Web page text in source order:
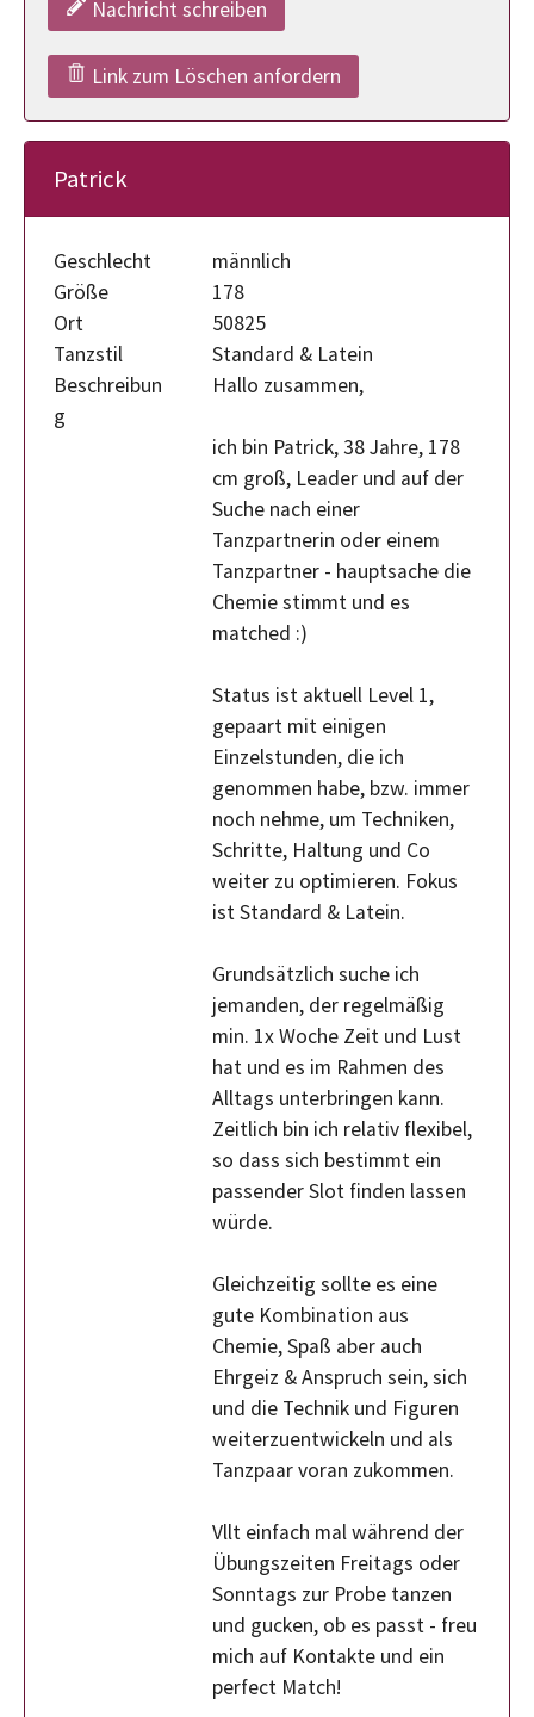
Nachricht schreiben
Link zum Löschen anfordern
Patrick
Geschlecht
männlich
Größe
178
Ort
50825
Tanzstil
Standard & Latein
Beschreibun
g
Hallo zusammen,
ich bin Patrick, 38 Jahre, 178
cm groß, Leader und auf der
Suche nach einer
Tanzpartnerin oder einem
Tanzpartner - hauptsache die
Chemie stimmt und es
matched :)
Status ist aktuell Level 1,
gepaart mit einigen
Einzelstunden, die ich
genommen habe, bzw. immer
noch nehme, um Techniken,
Schritte, Haltung und Co
weiter zu optimieren. Fokus
ist Standard & Latein.
Grundsätzlich suche ich
jemanden, der regelmäßig
min. 1x Woche Zeit und Lust
hat und es im Rahmen des
Alltags unterbringen kann.
Zeitlich bin ich relativ flexibel,
so dass sich bestimmt ein
passender Slot finden lassen
würde.
Gleichzeitig sollte es eine
gute Kombination aus
Chemie, Spaß aber auch
Ehrgeiz & Anspruch sein, sich
und die Technik und Figuren
weiterzuentwickeln und als
Tanzpaar voran zukommen.
Vllt einfach mal während der
Übungszeiten Freitags oder
Sonntags zur Probe tanzen
und gucken, ob es passt - freu
mich auf Kontakte und ein
perfect Match!